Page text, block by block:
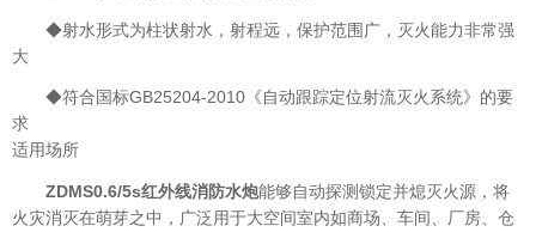
◆射水形式为柱状射水，射程远，保护范围广，灭火能力非常强
大
◆符合国标GB25204-2010《自动跟踪定位射流灭火系统》的要
求
适用场所
ZDMS0.6/5s红外线消防水炮能够自动探测锁定并熄灭火源，将
火灾消灭在萌芽之中，广泛用于大空间室内如商场、车间、厂房、仓